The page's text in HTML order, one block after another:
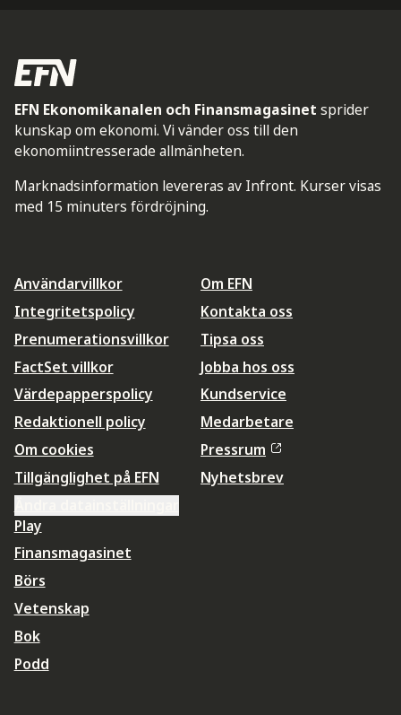
EFN Ekonomikanalen och Finansmagasinet sprider
kunskap om ekonomi. Vi vänder oss till den
ekonomiintresserade allmänheten.
Marknadsinformation levereras av Infront. Kurser visas
med 15 minuters fördröjning.
Användarvillkor
Integritetspolicy
Prenumerationsvillkor
FactSet villkor
Värdepapperspolicy
Redaktionell policy
Om cookies
Tillgänglighet på EFN
Om EFN
Kontakta oss
Tipsa oss
Jobba hos oss
Kundservice
Medarbetare
Pressrum
Nyhetsbrev
Play
Finansmagasinet
Börs
Vetenskap
Bok
Podd